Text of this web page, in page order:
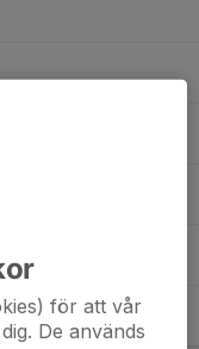
för att vår
De används